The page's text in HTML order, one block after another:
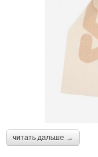
читать дальше →